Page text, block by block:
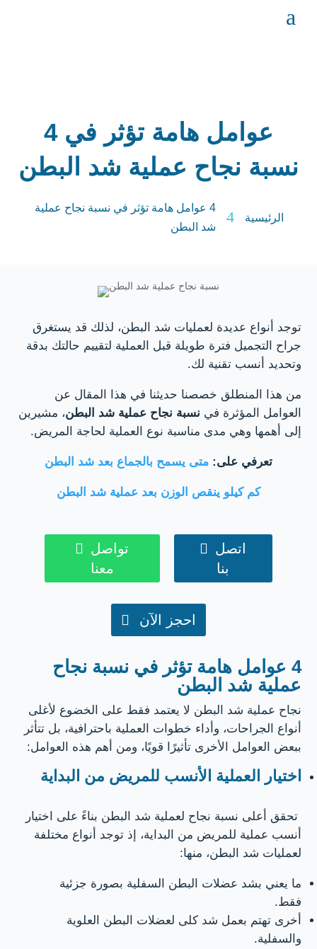
a
4 عوامل هامة تؤثر في
نسبة نجاح عملية شد البطن
الرئيسية 4
4 عوامل هامة تؤثر في نسبة نجاح عملية
شد البطن
توجد أنواع عديدة لعمليات شد البطن، لذلك قد يستغرق
جراح التجميل فترة طويلة قبل العملية لتقييم حالتك بدقة
وتحديد أنسب تقنية لك.
من هذا المنطلق خصصنا حديثنا في هذا المقال عن
العوامل المؤثرة في نسبة نجاح عملية شد البطن، مشيرين
إلى أهمها وهي مدى مناسبة نوع العملية لحاجة المريض.
تعرفي على: متى يسمح بالجماع بعد شد البطن
كم كيلو ينقص الوزن بعد عملية شد البطن
 تواصل
معنا
 اتصل
بنا
احجز الآن
4 عوامل هامة تؤثر في نسبة نجاح
عملية شد البطن
نجاح عملية شد البطن لا يعتمد فقط على الخضوع لأغلى
أنواع الجراحات، وأداء خطوات العملية باحترافية، بل تتأثر
ببعض العوامل الأخرى تأثيرًا قويًا، ومن أهم هذه العوامل:
اختيار العملية الأنسب للمريض من البداية
تحقق أعلى نسبة نجاح لعملية شد البطن بناءً على اختيار
أنسب عملية للمريض من البداية، إذ توجد أنواع مختلفة
لعمليات شد البطن، منها:
ما يعني بشد عضلات البطن السفلية بصورة جزئية
فقط.
أخرى تهتم بعمل شد كلى لعضلات البطن العلوية
والسفلية.